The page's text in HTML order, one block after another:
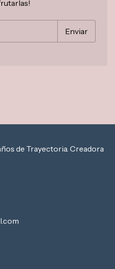
de Trayectoria. Creadora